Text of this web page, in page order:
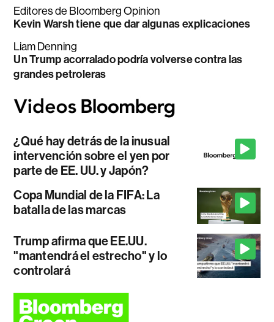
Editores de Bloomberg Opinion
Kevin Warsh tiene que dar algunas explicaciones
Liam Denning
Un Trump acorralado podría volverse contra las
grandes petroleras
¿Qué hay detrás de la inusual
intervención sobre el yen por
parte de EE. UU. y Japón?
Copa Mundial de la FIFA: La
batalla de las marcas
Trump afirma que EE.UU.
"mantendrá el estrecho" y lo
controlará